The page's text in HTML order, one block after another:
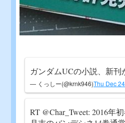
ガンダムUCの小説、新刊
— くっしー(@krnk946)Thu Dec
RT @Char_Tweet: 2016年